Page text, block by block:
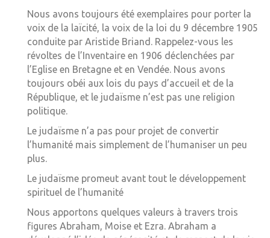
Nous avons toujours été exemplaires pour porter la
voix de la laïcité, la voix de la loi du 9 décembre 1905
conduite par Aristide Briand. Rappelez-vous les
révoltes de l’Inventaire en 1906 déclenchées par
l’Eglise en Bretagne et en Vendée. Nous avons
toujours obéi aux lois du pays d’accueil et de la
République, et le judaïsme n’est pas une religion
politique.
Le judaïsme n’a pas pour projet de convertir
l’humanité mais simplement de l’humaniser un peu
plus.
Le judaïsme promeut avant tout le développement
spirituel de l’humanité
Nous apportons quelques valeurs à travers trois
figures Abraham, Moise et Ezra. Abraham a